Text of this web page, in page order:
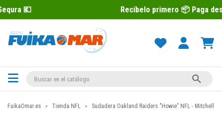
Recíbelo primero 📦 Paga después con

FuikaOmar.es Tienda NFL
Sudadera Oakland Raiders "Howie" NFL - Mitchell